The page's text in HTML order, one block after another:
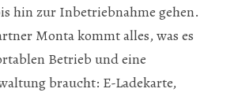
hin zur Inbetriebnahme gehen.
Monta kommt alles, was es
Betrieb und eine
braucht: E-Ladekarte,